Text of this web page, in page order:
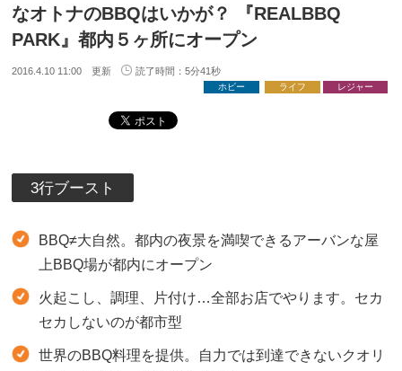
なオトナのBBQはいかが？ 『REALBBQ
PARK』都内５ヶ所にオープン
2016.4.10 11:00 更新 読了時間：5分41秒
ホビー ライフ レジャー
3行ブースト
BBQ≠大自然。都内の夜景を満喫できるアーバンな屋
上BBQ場が都内にオープン
火起こし、調理、片付け…全部お店でやります。セカ
セカしないのが都市型
世界のBBQ料理を提供。自力では到達できないクオリ